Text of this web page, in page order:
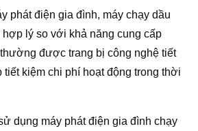
phát điện gia đình, máy chạy dầu
lý so với khả năng cung cấp
được trang bị công nghệ tiết
tiết kiệm chi phí hoạt động trong thời
dụng máy phát điện gia đình chạy